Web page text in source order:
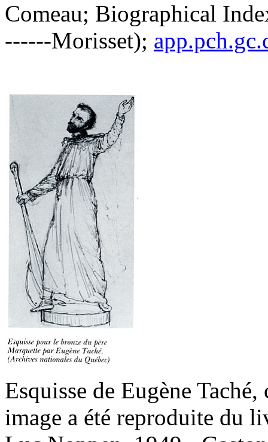
Comeau; Biographical
------Morisset);
Esquisse de Eugène Taché,
image a été reproduite du